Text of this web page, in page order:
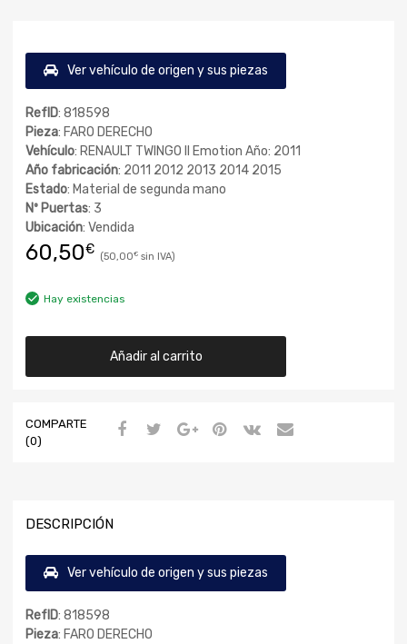
Ver vehículo de origen y sus piezas
RefID: 818598
Pieza: FARO DERECHO
Vehículo: RENAULT TWINGO II Emotion Año: 2011
Año fabricación: 2011 2012 2013 2014 2015
Estado: Material de segunda mano
Nº Puertas: 3
Ubicación: Vendida
60,50€ 50,00€
Hay existencias
Añadir al carrito
COMPARTE
(0)
DESCRIPCIÓN
Ver vehículo de origen y sus piezas
RefID: 818598
Pieza: FARO DERECHO